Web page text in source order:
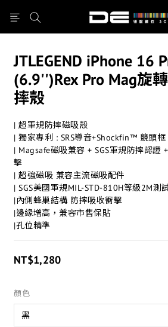
JTLEGEND iPhone 16
(6.9'')Rex Pro Mag旋
摔殼
| 超軍規防摔磁吸殼
| 獨家專利 : SRS導音+Shockfin™ 競頭框
| Magsafe磁吸兼容 + SGS軍規防摔認證
擊
| 超強磁吸 兼容主流磁吸配件
| SGS美國軍規MIL-STD-810H等級2M測
|內側蜂巢結構 防摔吸收衝擊
|邊緣增高，兼容市售保貼
|孔位精準
NT$1,280
顏色